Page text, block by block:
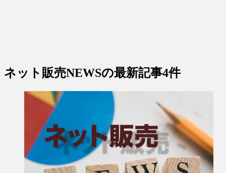
ネット販売NEWSの最新記事4件